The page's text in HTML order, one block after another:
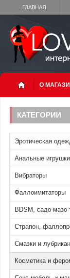
ГЛАВНАЯ
О
КАТЕГОРИИ
Эротическая
Анальные игрушки
Вибраторы
Фаллоимитаторы
BDSM, садо-мазо
Страпон,
Смазки и
Косметика и